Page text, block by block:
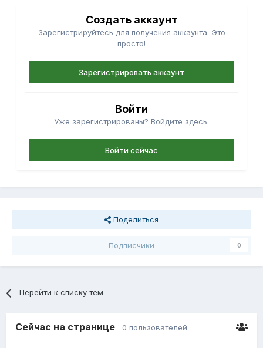
Создать аккаунт
Зарегистрируйтесь для получения аккаунта. Это
просто!
Зарегистрировать аккаунт
Войти
Уже зарегистрированы? Войдите здесь.
Войти сейчас
Поделиться
Подписчики 0
Перейти к списку тем
Сейчас на странице 0 пользователей